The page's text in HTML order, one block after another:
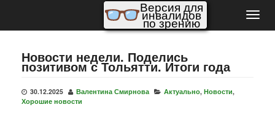
Версия для
инвалидов
по зрению
Новости недели. Поделись
позитивом с Тольятти. Итоги года
30.12.2025 Валентина Смирнова Актуально, Новости,
Хорошие новости